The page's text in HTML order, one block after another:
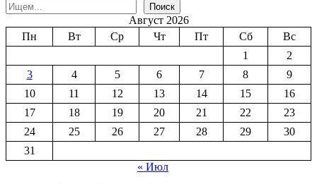
Поиск
Август 2026
Пн
Вт Ср Чт Пт Сб
Вс
1
2
3
4 5 6 7 8
9
10
11 12 13 14 15
16
17
18 19 20 21 22
23
24
25 26 27 28 29
30
31
« Июл